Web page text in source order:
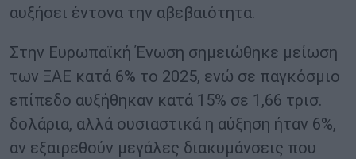
αυξήσει έντονα την αβεβαιότητα.
Στην Ευρωπαϊκή Ένωση σημειώθηκε μείωση
των ΞΑΕ κατά 6% το 2025, ενώ σε παγκόσμιο
επίπεδο αυξήθηκαν κατά 15% σε 1,66 τρισ.
δολάρια, αλλά ουσιαστικά η αύξηση ήταν 6%,
αν εξαιρεθούν μεγάλες διακυμάνσεις που